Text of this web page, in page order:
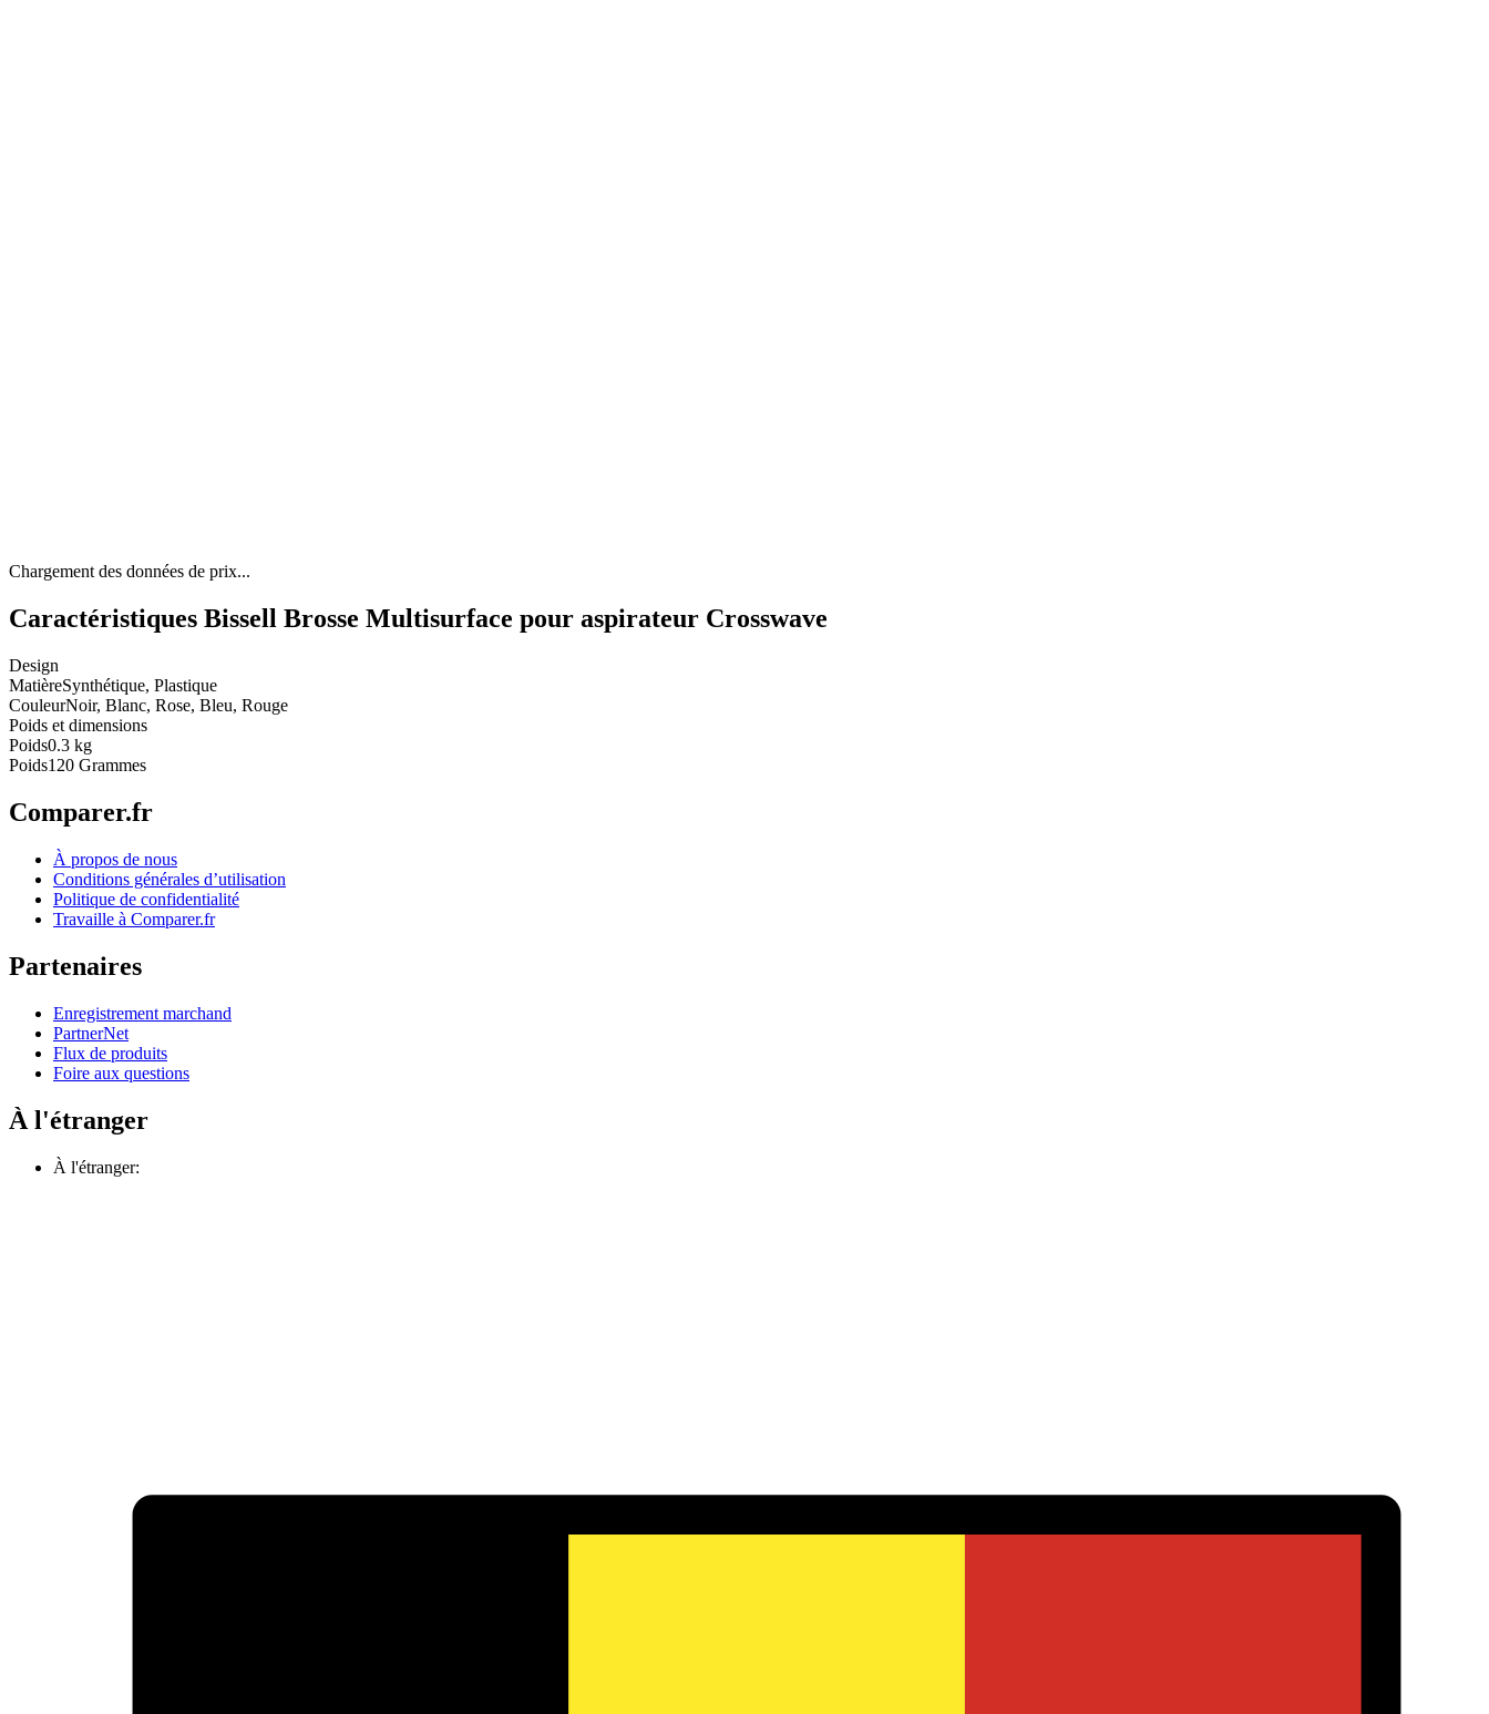
Chargement des données de prix...
Caractéristiques Bissell Brosse Multisurface pour aspirateur Crosswave
Design
MatièreSynthétique, Plastique
CouleurNoir, Blanc, Rose, Bleu, Rouge
Poids et dimensions
Poids0.3 kg
Poids120 Grammes
Comparer.fr
À propos de nous
Conditions générales d’utilisation
Politique de confidentialité
Travaille à Comparer.fr
Partenaires
Enregistrement marchand
PartnerNet
Flux de produits
Foire aux questions
À l'étranger
À l'étranger: